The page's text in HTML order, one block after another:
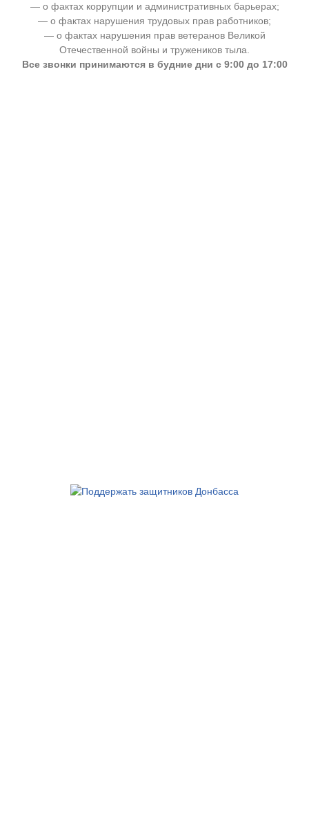
— о фактах коррупции и административных барьерах;
— о фактах нарушения трудовых прав работников;
— о фактах нарушения прав ветеранов Великой
Отечественной войны и тружеников тыла.
Все звонки принимаются в будние дни с 9:00 до 17:00